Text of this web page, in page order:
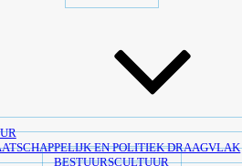
EN POLITIEK DRAAGVLAK
BESTUURSCULTUUR